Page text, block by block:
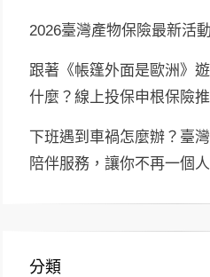
2026臺灣產物保險最新活動
跟著《帳篷外面是歐洲》
什麼？線上投保申根保險
下班遇到車禍怎麼辦？臺
陪伴服務，讓你不再一個人
分類